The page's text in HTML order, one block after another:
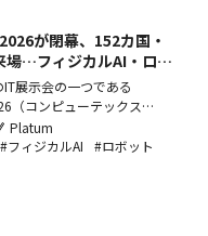
る。
が閉幕、152カ国・
場…フィジカルAI・ロボ
集まる
展示会の一つである
（コンピューテックス
幕した。「AITogether」を
年のイベントは、AIコンピ
Platum
#フィジカルAI #ロボット